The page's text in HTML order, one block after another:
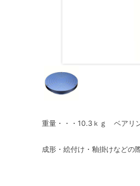
重量・・・10.3ｋｇ ベアリ
成形・絵付け・釉掛けなどの